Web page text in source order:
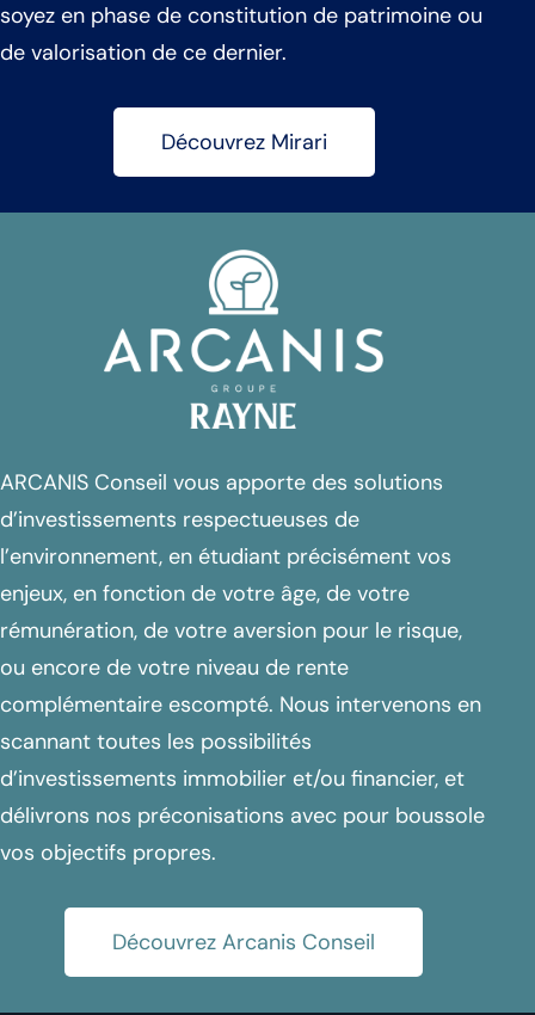
soyez en phase de constitution de patrimoine ou
de valorisation de ce dernier.
Découvrez Mirari
ARCANIS Conseil vous apporte des solutions
d’investissements respectueuses de
l’environnement, en étudiant précisément vos
enjeux, en fonction de votre âge, de votre
rémunération, de votre aversion pour le risque,
ou encore de votre niveau de rente
complémentaire escompté. Nous intervenons en
scannant toutes les possibilités
d’investissements immobilier et/ou financier, et
délivrons nos préconisations avec pour boussole
vos objectifs propres.
Découvrez Arcanis Conseil